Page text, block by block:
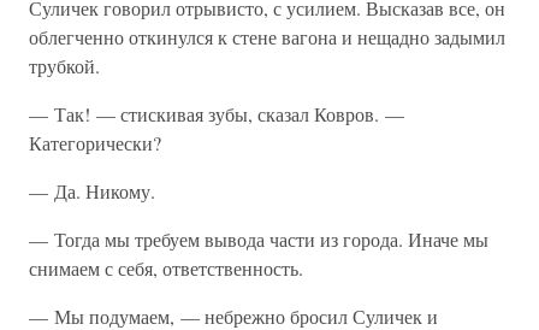
Суличек говорил отрывисто, с усилием. Высказав все, он
облегченно откинулся к стене вагона и нещадно задымил
трубкой.
— Так! — стискивая зубы, сказал Ковров. —
Категорически?
— Да. Никому.
— Тогда мы требуем вывода части из города. Иначе мы
снимаем с себя, ответственность.
— Мы подумаем, — небрежно бросил Суличек и